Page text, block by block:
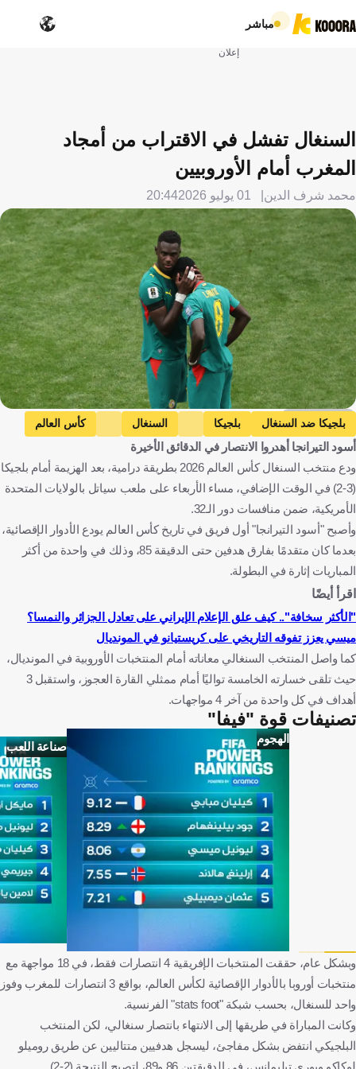
مباشر
إعلان
السنغال تفشل في الاقتراب من أمجاد
المغرب أمام الأوروبيين
محمد شرف الدين 01 يوليو 2026 20:44
Getty Images
بلجيكا ضد السنغال بلجيكا السنغال
كأس العالم
كندا ضد المغرب
كندا المغرب
هولندا
بلجيكا السنغال الولايات المتحدة
كندا
المغرب
المكسيك
أسود التيرانجا أهدروا الانتصار في الدقائق الأخيرة
ودع منتخب السنغال كأس العالم 2026 بطريقة درامية، بعد الهزيمة أمام بلجيكا
(3-2) في الوقت الإضافي، مساء الأربعاء على ملعب سياتل بالولايات المتحدة
الأمريكية، ضمن منافسات دور الـ32.
وأصبح "أسود التيرانجا" أول فريق في تاريخ كأس العالم يودع الأدوار الإقصائية،
بعدما كان متقدمًا بفارق هدفين حتى الدقيقة 85، وذلك في واحدة من أكثر
المباريات إثارة في البطولة.
اقرأ أيضًا
"الأكثر سخافة".. كيف علق الإعلام الإيراني على تعادل الجزائر والنمسا؟
ميسي يعزز تفوقه التاريخي على كريستيانو في المونديال
كما واصل المنتخب السنغالي معاناته أمام المنتخبات الأوروبية في المونديال،
حيث تلقى خسارته الخامسة تواليًا أمام ممثلي القارة العجوز، واستقبل 3
أهداف في كل واحدة من آخر 4 مواجهات.
تصنيفات قوة "فيفا"
الهجوم
صناعة اللعب
وبشكل عام، حققت المنتخبات الإفريقية 4 انتصارات فقط، في 18 مواجهة مع
منتخبات أوروبا بالأدوار الإقصائية لكأس العالم، بواقع 3 انتصارات للمغرب وفوز
واحد للسنغال، بحسب شبكة "stats foot" الفرنسية.
وكانت المباراة في طريقها إلى الانتهاء بانتصار سنغالي، لكن المنتخب
البلجيكي انتفض بشكل مفاجئ، ليسجل هدفيين متتاليين عن طريق روميلو
لوكاكو ويوري تيليمانس، في الدقيقتين 86 و89، لتصبح النتيجة (2-2).